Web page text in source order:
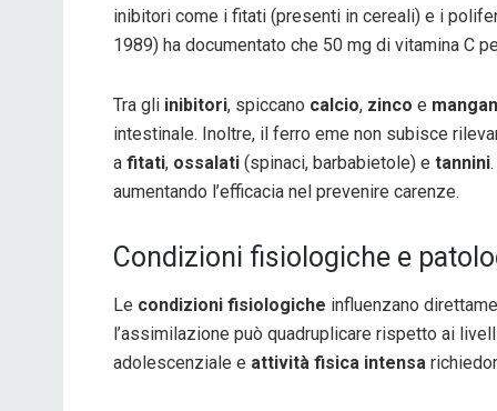
inibitori come i fitati (presenti in cereali) e i
1989) ha documentato che 50 mg di vitamina C
Tra gli inibitori, spiccano calcio, zinco e
intestinale. Inoltre, il ferro eme non subisce
a fitati, ossalati (spinaci, barbabietole) e tannini
aumentando l’efficacia nel prevenire carenze.
Condizioni fisiologiche e
Le condizioni fisiologiche influenzano
l’assimilazione può quadruplicare rispetto ai
adolescenziale e attività fisica intensa